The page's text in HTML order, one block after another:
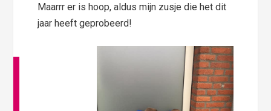
Maarrr er is hoop, aldus mijn zusje die het dit
jaar heeft geprobeerd!